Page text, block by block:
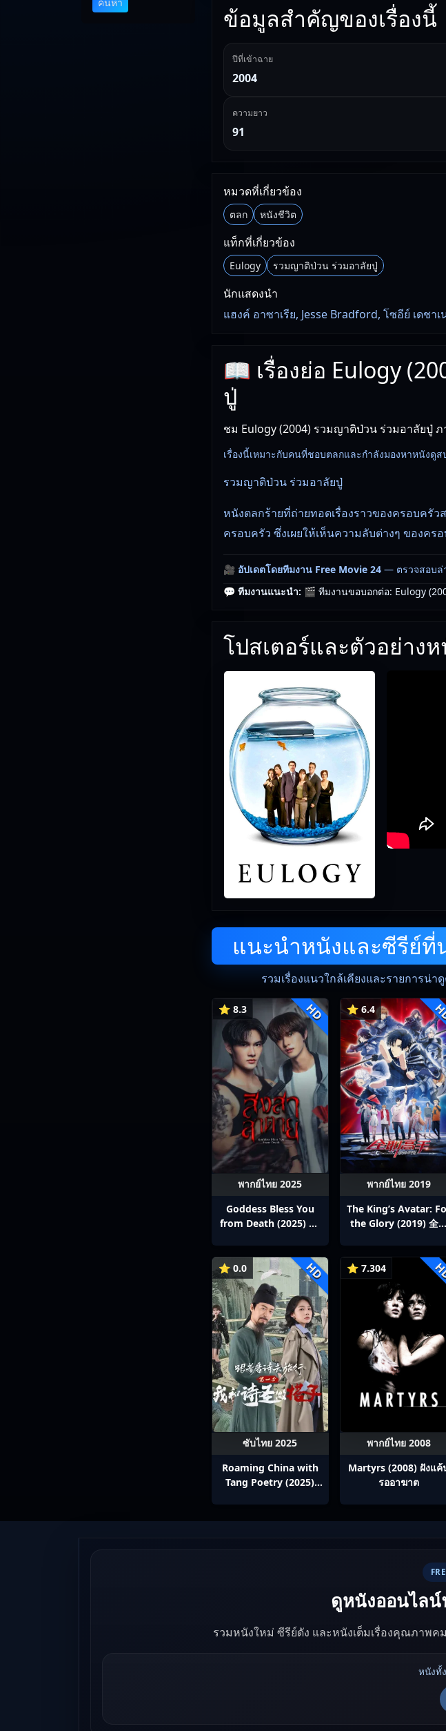
ข้อมูลสำคัญของเรื่องนี้
ปีที่เข้าฉาย
2004
ความยาว
91
หมวดที่เกี่ยวข้อง
ตลก หนังชีวิต
แท็กที่เกี่ยวข้อง
Eulogy รวมญาติป่วน ร่วมอาลัยปู่
นักแสดงนำ
แฮงค์ อาซาเรีย, Jesse Bradford, โซอีย์ เดชา
📖 เรื่องย่อ Eulogy
ปู่
ชม Eulogy (2004) รวมญาติป่วน ร่วมอาลัยปู่
เรื่องนี้เหมาะกับคนที่ชอบตลกและกำลังมองหาหนังดูส
รวมญาติป่วน ร่วมอาลัยปู่
หนังตลกร้ายที่ถ่ายทอดเรื่องราวของครอบครั
ครอบครัว ซึ่งเผยให้เห็นความลับต่างๆ ของค
🎥 อัปเดตโดยทีมงาน Free Movie 24— ตรวจสอบล่
💬 ทีมงานแนะนำ: 🎬 ทีมงานขอบอกต่อ: Eulogy
โปสเตอร์และตัวอย่างห
แนะนำหนังและซีรีย์ที่
รวมเรื่องแนวใกล้เคียงและรายการน่
⭐ 8.3 HD
พากย์ไทย 2025
Goddess Bless You
from Death (2025) สิง
⭐ 6.4
พากย์ไทย 2019
The King’s Avatar:
the Glory (2019) 全职
⭐ 0.0 HD
ซับไทย 2025
Roaming China with
Tang Poetry (2025)
⭐ 7.304
พากย์ไทย 2008
Martyrs (2008) ฝังแค้
รออาฆาต
ดูหนังออนไล
รวมหนังใหม่ ซีรีย์ดัง และหนังเต็มเรื่องคุณภาพค
หนังทั้